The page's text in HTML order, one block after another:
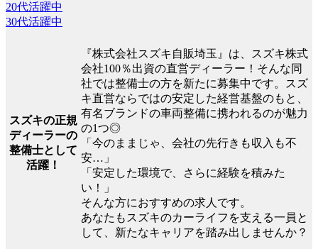
20代活躍中
30代活躍中
スズキの正規
ディーラーの
整備士として
活躍！
『株式会社スズキ自販埼玉』は、スズキ株式
会社100％出資の直営ディーラー！そんな同
社では整備士の方を新たに募集中です。スズ
キ直営ならではの安定した経営基盤のもと、
有名ブランドの車両整備に携われるのが魅力
の1つ◎
「今のままじゃ、会社の先行きも収入も不
安…」
「安定した環境で、さらに経験を積みた
い！」
そんな方におすすめの求人です。
あなたもスズキのカーライフを支える一員と
して、新たなキャリアを踏み出しませんか？